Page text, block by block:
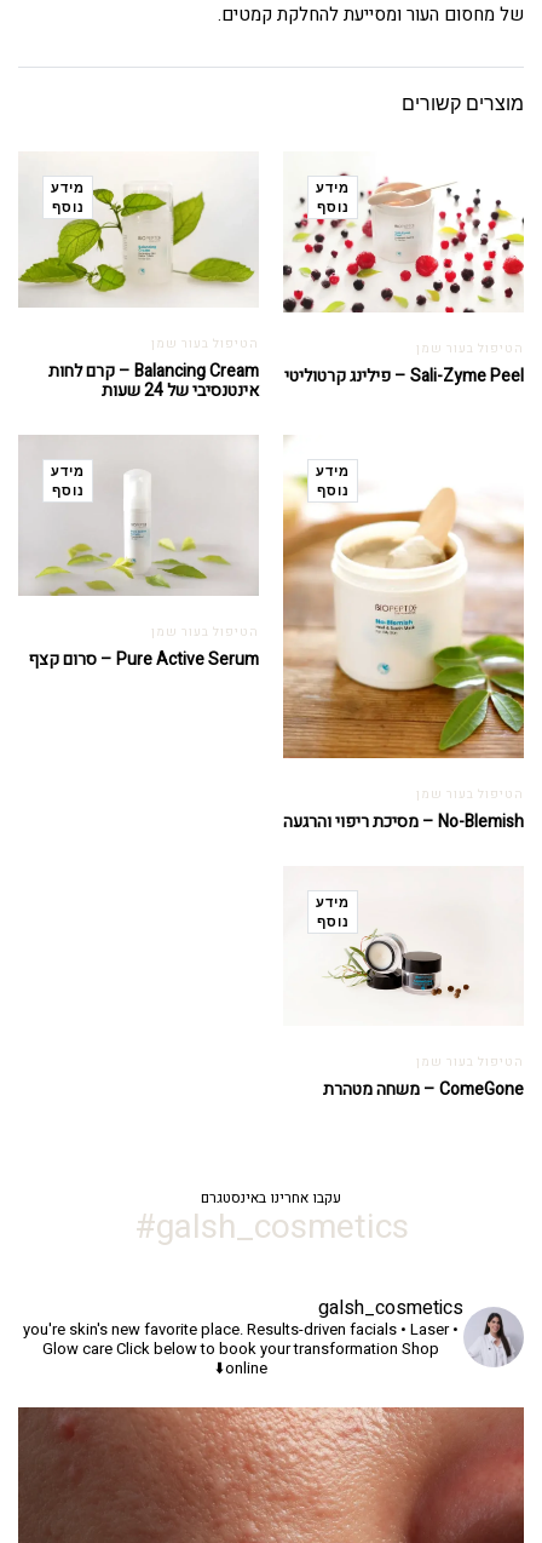
של מחסום העור ומסייעת להחלקת קמטים.
מוצרים קשורים
מידע
נוסף
הטיפול בעור שמן
Sali-Zyme Peel – פילינג קרטוליטי
מידע
נוסף
הטיפול בעור שמן
Balancing Cream – קרם לחות
אינטנסיבי של 24 שעות
מידע
נוסף
הטיפול בעור שמן
No-Blemish – מסיכת ריפוי והרגעה
מידע
נוסף
הטיפול בעור שמן
Pure Active Serum – סרום קצף
מידע
נוסף
הטיפול בעור שמן
ComeGone – משחה מטהרת
עקבו אחרינו באינסטגרם
galsh_cosmetics#
galsh_cosmetics
you're skin's new favorite place.Results-driven facials • Laser •
Glow careClick below to book your transformation Shop
online⬇️